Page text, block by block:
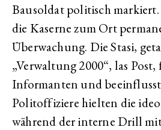
Bausoldat politisch
die Kaserne zum Ort
Überwachung. Die Stasi,
„Verwaltung 2000“, las
Informanten und
Politoffiziere hielten die
während der interne Drill